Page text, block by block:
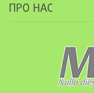
ПРО НАС